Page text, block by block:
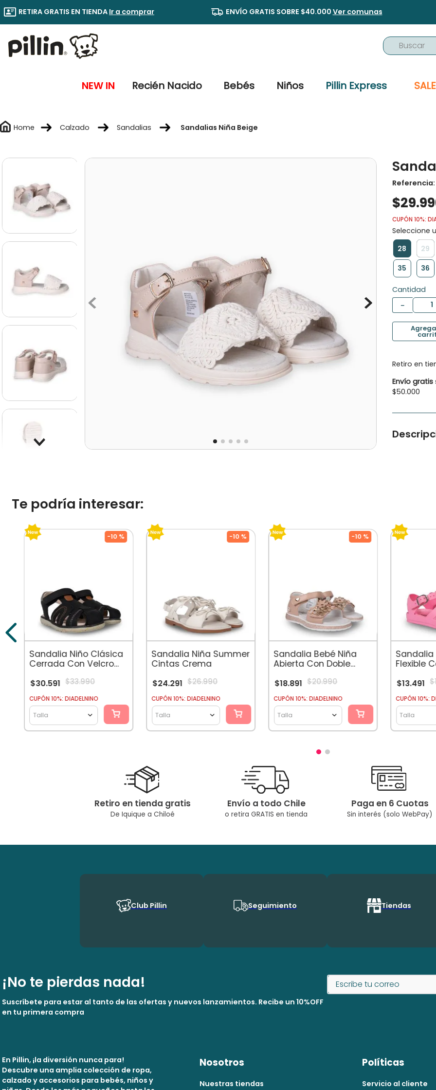
RETIRA GRATIS EN TIENDA Ir a comprar ENVÍO GRATIS SOBRE $40.000 Ver comunas
Buscar
NEW IN Recién Nacido Bebés Niños Pillin Express
Calzado Sandalias Sandalias Niña Beige
Referencia:
$29.
CUPÓN 10%:
28 29
35 36
Cantidad
－
Retiro en
Envío gratis
$50.000
Ocasión:
Cuidados:
De
Mercado,
Su
Te podría interesar:
Sandalia Niño Clásica
Cerrada Con Velcro
-10 %
$30.591 $33.990
CUPÓN 10%: DIADELNINO
Talla
Sandalia Niña Summer
Cintas Crema
-10 %
$24.291 $26.990
CUPÓN 10%: DIADELNINO
Talla
Sandalia Bebé Niña
Abierta Con Doble
-10 %
$18.891 $20.990
CUPÓN 10%: DIADELNINO
Talla
Sandalia
Flexible
$13.491 $
CUPÓN 10%:
Talla
Retiro en tienda gratis
De Iquique a Chiloé
Envío a todo Chile
o retira GRATIS en tienda
Paga en 6 Cuotas
Sin interés (solo WebPay)
Club Pillin Seguimiento Tiendas
¡No te pierdas nada!
Suscríbete para estar al tanto de las ofertas y nuevos lanzamientos. Recibe un 10%OFF
en tu primera compra
En Pillin, ¡la diversión nunca para!
Descubre una amplia colección de ropa,
calzado y accesorios para bebés, niños y
Nosotros
Nuestras tiendas
Políticas
Servicio al cliente
1
buzo
4.
poleron